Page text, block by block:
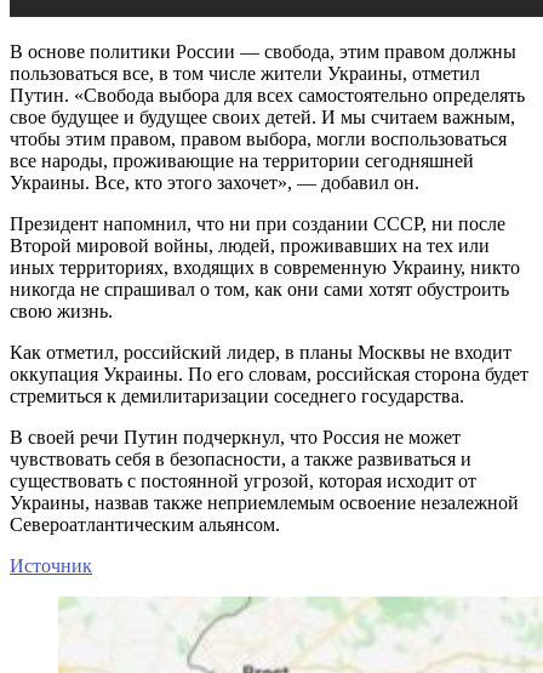
В основе политики России — свобода, этим правом должны
пользоваться все, в том числе жители Украины, отметил
Путин. «Свобода выбора для всех самостоятельно определять
свое будущее и будущее своих детей. И мы считаем важным,
чтобы этим правом, правом выбора, могли воспользоваться
все народы, проживающие на территории сегодняшней
Украины. Все, кто этого захочет», — добавил он.
Президент напомнил, что ни при создании СССР, ни после
Второй мировой войны, людей, проживавших на тех или
иных территориях, входящих в современную Украину, никто
никогда не спрашивал о том, как они сами хотят обустроить
свою жизнь.
Как отметил, российский лидер, в планы Москвы не входит
оккупация Украины. По его словам, российская сторона будет
стремиться к демилитаризации соседнего государства.
В своей речи Путин подчеркнул, что Россия не может
чувствовать себя в безопасности, а также развиваться и
существовать с постоянной угрозой, которая исходит от
Украины, назвав также неприемлемым освоение незалежной
Североатлантическим альянсом.
Источник